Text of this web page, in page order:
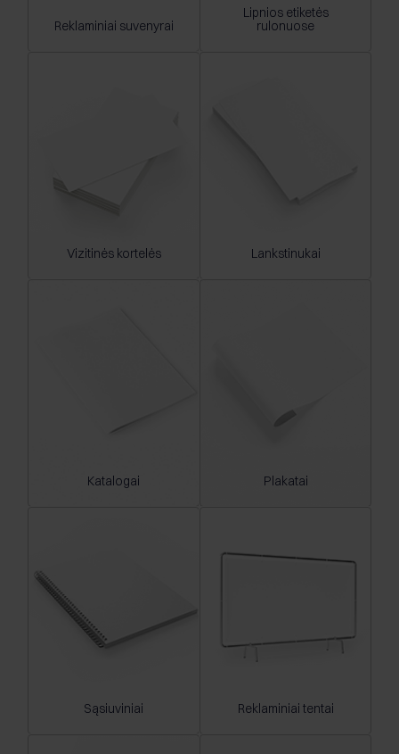
Reklaminiai suvenyrai
Lipnios etiketės
rulonuose
Vizitinės kortelės Lankstinukai
Katalogai Plakatai
Sąsiuviniai Reklaminiai tentai